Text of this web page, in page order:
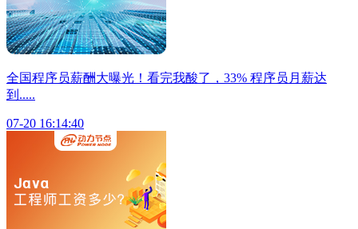
全国程序员薪酬大曝光！看完我酸了，33% 程序员月薪达
到.....
07-20 16:14:40